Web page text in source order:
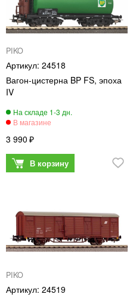
PIKO
24518
Вагон-цистерна BP FS, эпоха
IV
3 990
PIKO
24519